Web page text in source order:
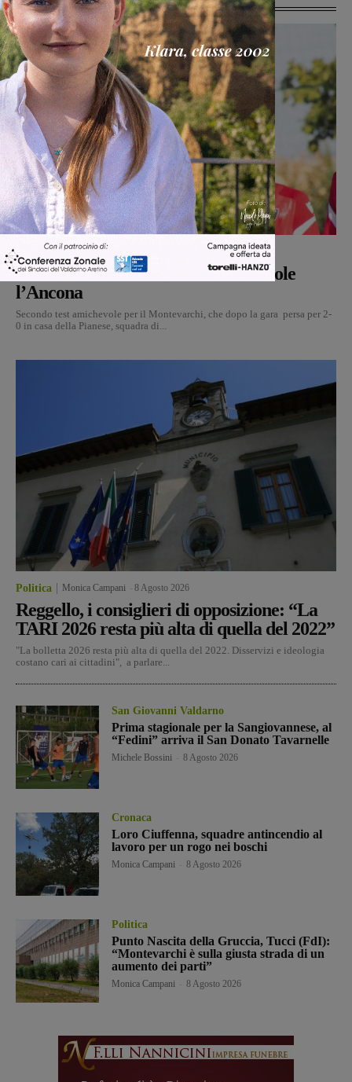
Calcio Michele Bossini
Il Montevarchi affronta in amichevole
l’Ancona
Secondo test amichevole per il Montevarchi, che dopo la gara persa per 2-
0 in casa della Pianese, squadra di...
Politica Monica Campani 8 Agosto 2026
Reggello, i consiglieri di opposizione: “La
TARI 2026 resta più alta di quella del 2022”
"La bolletta 2026 resta più alta di quella del 2022. Disservizi e ideologia
costano cari ai cittadini", a parlare...
San Giovanni Valdarno
Prima stagionale per la Sangiovannese, al
“Fedini” arriva il San Donato Tavarnelle
Michele Bossini 8 Agosto 2026
Cronaca
Loro Ciuffenna, squadre antincendio al
lavoro per un rogo nei boschi
Monica Campani 8 Agosto 2026
Politica
Punto Nascita della Gruccia, Tucci (FdI):
“Montevarchi è sulla giusta strada di un
aumento dei parti”
Monica Campani 8 Agosto 2026